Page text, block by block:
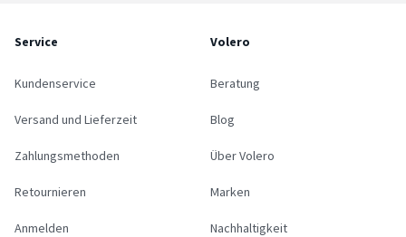
Service
Kundenservice
Versand und Lieferzeit
Zahlungsmethoden
Retournieren
Anmelden
Volero
Beratung
Blog
Über Volero
Marken
Nachhaltigkeit